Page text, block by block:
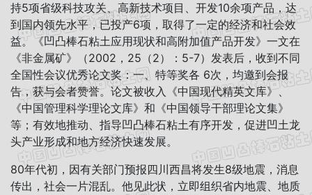
持5项省级科技攻关、高新技术项目、开发10余项产品，达
到国内领先水平，已投产6项，取得了一定的经济和社会效
益。《凹凸棒石粘土应用现状和高附加值产品开发》一文在
《非金属矿》（2002，25（2）：5-7）发表后，收到不同
全国性会议优秀论文奖：一、特等奖各 6次，均邀到会报
告，获与会者赞誉。论文被收入《中国现代精英文库》、
《中国管理科学理论文库》和《中国领导干部理论文集》
等；有效地推动、指导凹凸棒石粘土有序开发，促进凹土龙
头产业形成和地方经济快速发展。
80年代初，因有关部门预报四川西昌将发生8级地震，消息
传出，社会一片混乱。他见此状，立即组织省内地震、地质